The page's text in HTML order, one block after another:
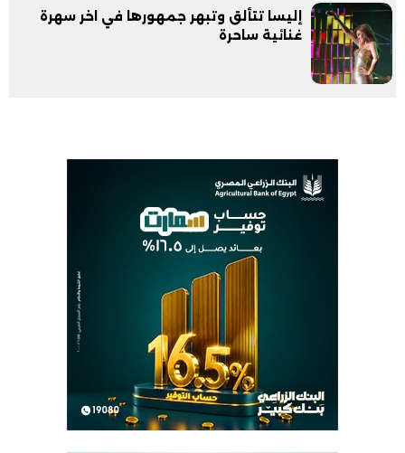
إليسا تتألق وتبهر جمهورها في اخر سهرة
غنائية ساحرة